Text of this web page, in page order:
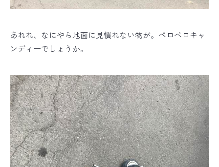
あれれ、なにやら地面に見慣れない物が。ペロペロキャ
ンディーでしょうか。